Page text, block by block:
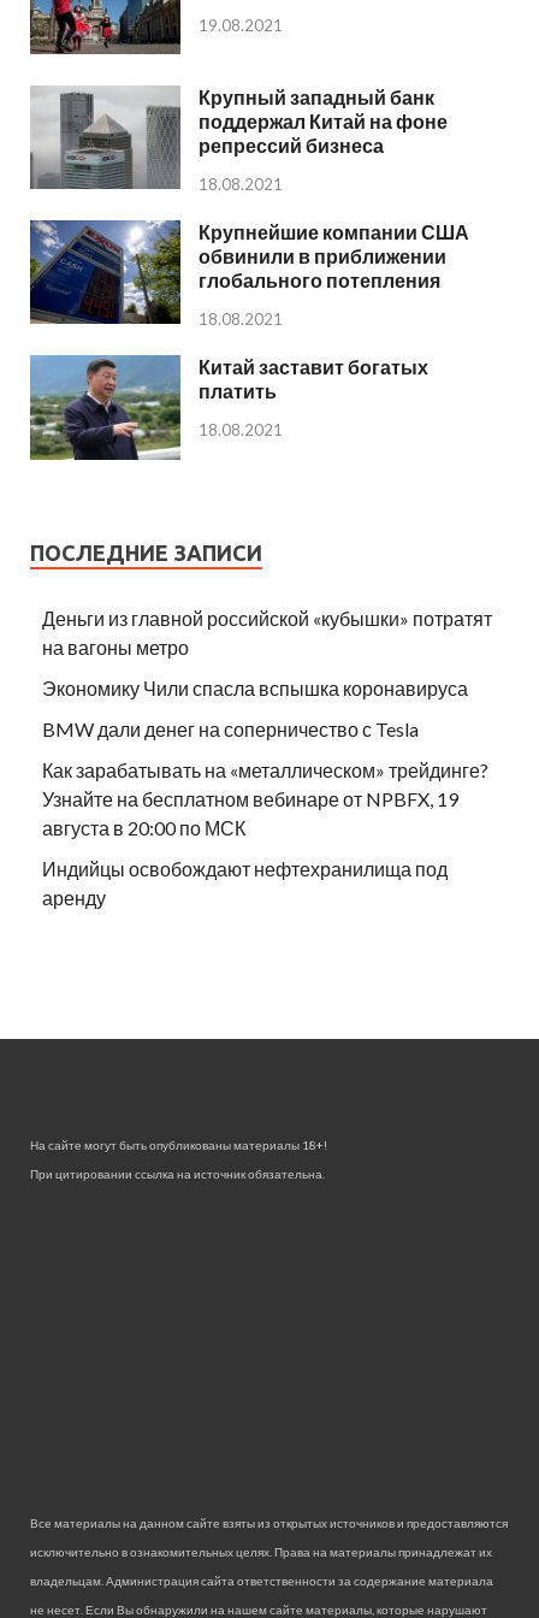
19.08.2021
Крупный западный банк
поддержал Китай на фоне
репрессий бизнеса
18.08.2021
Крупнейшие компании США
обвинили в приближении
глобального потепления
18.08.2021
Китай заставит богатых
платить
18.08.2021
ПОСЛЕДНИЕ ЗАПИСИ
Деньги из главной российской «кубышки» потратят
на вагоны метро
Экономику Чили спасла вспышка коронавируса
BMW дали денег на соперничество с Tesla
Как зарабатывать на «металлическом» трейдинге?
Узнайте на бесплатном вебинаре от NPBFX, 19
августа в 20:00 по МСК
Индийцы освобождают нефтехранилища под
аренду
На сайте могут быть опубликованы материалы 18+!
При цитировании ссылка на источник обязательна.
Все материалы на данном сайте взяты из открытых источников и предоставляются
исключительно в ознакомительных целях. Права на материалы принадлежат их
владельцам. Администрация сайта ответственности за содержание материала
не несет. Если Вы обнаружили на нашем сайте материалы, которые нарушают